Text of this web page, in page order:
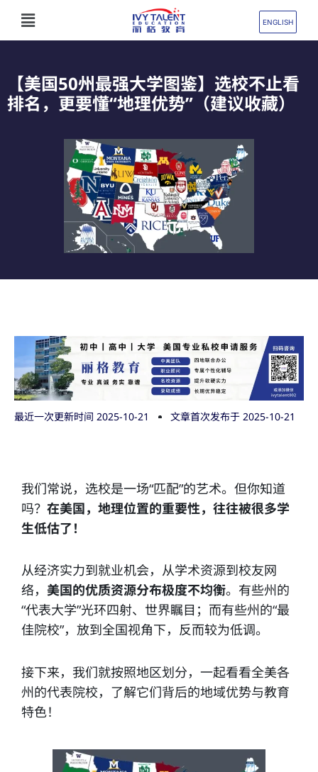
内
Flyout
Menu
ENGLISH
【美国50州最强大学图鉴】选校不止看
排名，更要懂“地理优势”（建议收藏）
最近一次更新时间 2025-10-21 文章首次发布于 2025-10-21
我们常说，选校是一场“匹配”的艺术。但你知道
吗？ 在美国，地理位置的重要性，往往被很多学
生低估了！
从经济实力到就业机会，从学术资源到校友网
络， 美国的优质资源分布极度不均衡。有些州的
“代表大学”光环四射、世界瞩目；而有些州的“最
佳院校”，放到全国视角下，反而较为低调。
接下来，我们就按照地区划分，一起看看全美各
州的代表院校，了解它们背后的地域优势与教育
特色！